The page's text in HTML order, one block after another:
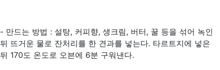
- 만드는 방법 : 설탕, 커피향, 생크림, 버터, 꿀 등을 섞어 녹인
뒤 뜨거운 물로 잔처리를 한 견과를 넣는다. 타르트지에 넣은
뒤 170도 온도로 오븐에 6분 구워낸다.